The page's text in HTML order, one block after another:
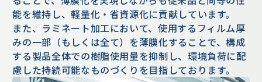
能を維持し、軽量化・省資源化に貢献しています。
また、ラミネート加工において、使用するフィルム厚
みの一部（もしくは全て）を薄膜化することで、構成
する製品全体での樹脂使用量を抑制し、環境負荷に配
慮した持続可能なものづくりを目指しております。